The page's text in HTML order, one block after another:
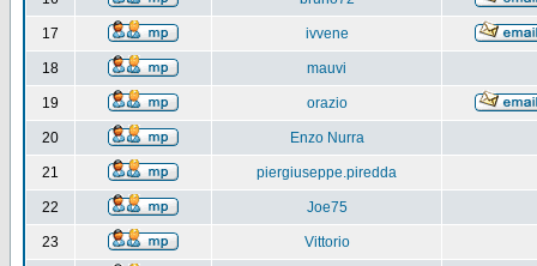
17 ivvene
18 mauvi
19 orazio
20 Enzo Nurra
21 piergiuseppe.piredda
22 Joe75
23 Vittorio